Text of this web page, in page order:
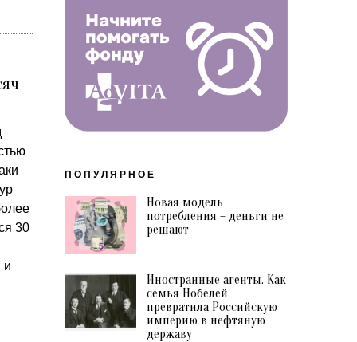
30
и
ПОПУЛЯРНОЕ
Новая модель
потребления – деньги не
решают
Иностранные агенты. Как
семья Нобелей
превратила Российскую
империю в нефтяную
державу